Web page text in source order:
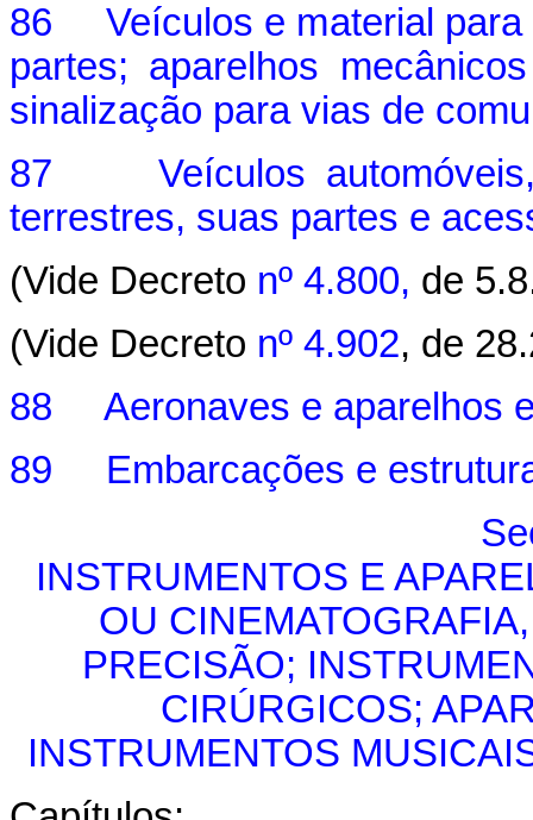
86 Veículos e material para
partes; aparelhos
sinalização para vias de
87 Veículos automóveis,
terrestres, suas partes e
(Vide Decreto nº 4.800, de
(Vide Decreto nº 4.902, de
88 Aeronaves e aparelhos
89 Embarcações e
INSTRUMENTOS E
OU
PRECISÃO;
CIRÚRGICOS;
INSTRUMENTOS